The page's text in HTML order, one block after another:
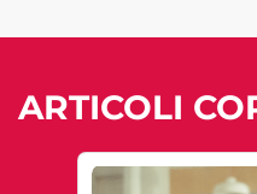
ARTICOLI